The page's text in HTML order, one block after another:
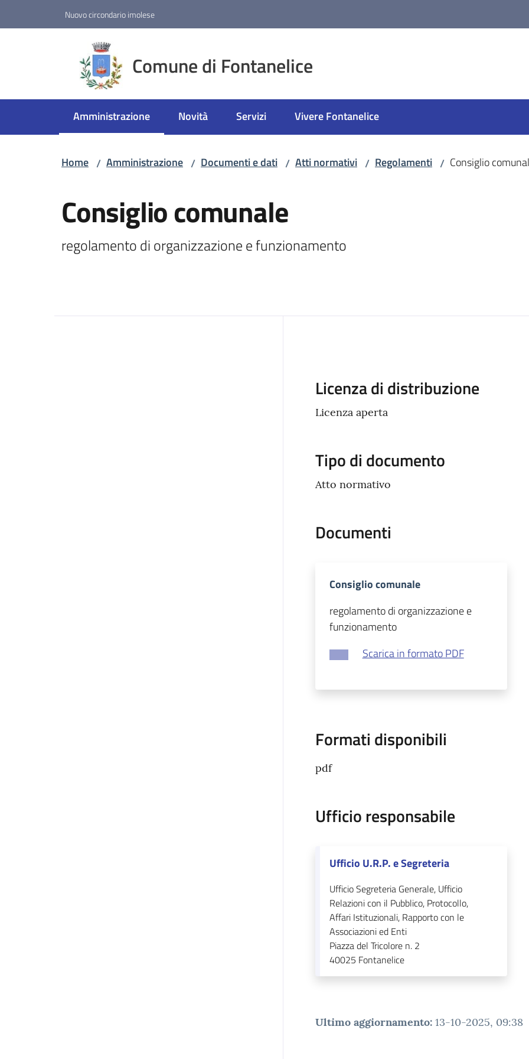
Nuovo circondario imolese
Comune di Fontanelice
Amministrazione
Menu selezionato Novità Servizi Vivere Fontanelice
Home / Amministrazione / Documenti e dati / Atti normativi / Regolamenti / Consiglio
Consiglio comunale
regolamento di organizzazione e funzionamento
Descrizione
Licenza di distribuzione
Licenza aperta
Tipo di documento
Atto normativo
Documenti
Consiglio comunale
regolamento di organizzazione e
funzionamento
Scarica in formato PDF
Formati disponibili
pdf
Ufficio responsabile
Ufficio U.R.P. e Segreteria
Ufficio Segreteria Generale, Ufficio
Relazioni con il Pubblico, Protocollo,
Affari Istituzionali, Rapporto con le
Associazioni ed Enti
Piazza del Tricolore n. 2
40025 Fontanelice
Ultimo aggiornamento: 13-10-2025, 09:38